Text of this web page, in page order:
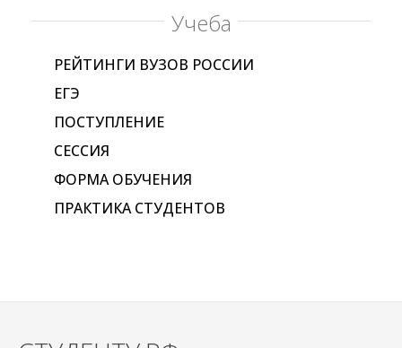
Учеба
РЕЙТИНГИ ВУЗОВ РОССИИ
ЕГЭ
ПОСТУПЛЕНИЕ
СЕССИЯ
ФОРМА ОБУЧЕНИЯ
ПРАКТИКА СТУДЕНТОВ